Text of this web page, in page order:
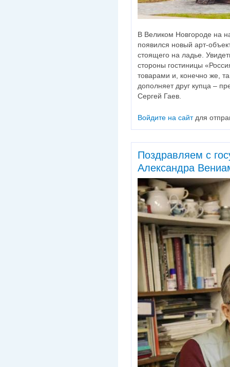
В Великом Новгороде на
появился новый арт-
стоящего на ладье.
стороны гостиницы
товарами и, конечно же,
дополняет друг купца –
Сергей Гаев.
Войдите на сайтдля
Поздравляем с
Александра